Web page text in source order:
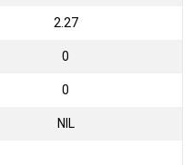
2.27
0
0
NIL